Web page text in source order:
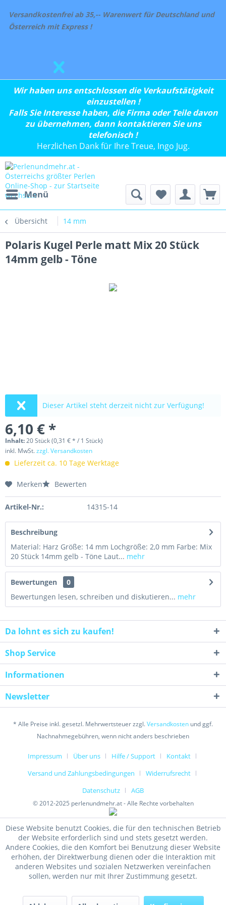
Versandkostenfrei ab 35,-- Warenwert für Deutschland und
Österreich mit Express !
Wir haben uns entschlossen die Verkaufstätigkeit
einzustellen !
Falls Sie Interesse haben, die Firma oder Teile davon
zu übernehmen, dann kontaktieren Sie uns
telefonisch !
Herzlichen Dank für Ihre Treue, Ingo Jug.
Menü
Übersicht 14 mm
Polaris Kugel Perle matt Mix 20 Stück
14mm gelb - Töne
Dieser Artikel steht derzeit nicht zur Verfügung!
6,10 € *
Inhalt:20 Stück (0,31 € * / 1 Stück)
inkl. MwSt.zzgl. Versandkosten
Lieferzeit ca. 10 Tage Werktage
Merken Bewerten
Artikel-Nr.: 14315-14
Beschreibung
Material: Harz Größe: 14 mm Lochgröße: 2,0 mm Farbe: Mix
20 Stück 14mm gelb - Töne Laut... mehr
Bewertungen
0
Bewertungen lesen, schreiben und diskutieren... mehr
Da lohnt es sich zu kaufen!
Shop Service
Informationen
Newsletter
* Alle Preise inkl. gesetzl. Mehrwertsteuer zzgl.Versandkosten und ggf.
Nachnahmegebühren, wenn nicht anders beschrieben
Impressum Über uns Hilfe / Support
Kontakt
Versand und Zahlungsbedingungen
Widerrufsrecht
Datenschutz
AGB
© 2012-2025 perlenundmehr.at - Alle Rechte vorbehalten
Diese Website benutzt Cookies, die für den technischen Betrieb
der Website erforderlich sind und stets gesetzt werden.
Andere Cookies, die den Komfort bei Benutzung dieser Website
erhöhen, der Direktwerbung dienen oder die Interaktion mit
anderen Websites und sozialen Netzwerken vereinfachen
sollen, werden nur mit Ihrer Zustimmung gesetzt.